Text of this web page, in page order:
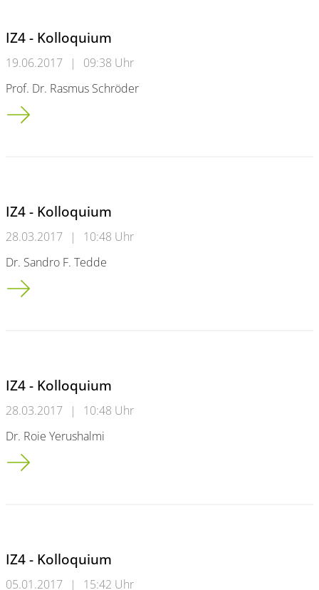
IZ4 - Kolloquium
19.06.2017 |
09:38 Uhr
Prof. Dr. Rasmus Schröder
IZ4 - Kolloquium
IZ4 - Kolloquium
28.03.2017 |
10:48 Uhr
Dr. Sandro F. Tedde
IZ4 - Kolloquium
IZ4 - Kolloquium
28.03.2017 |
10:48 Uhr
Dr. Roie Yerushalmi
IZ4 - Kolloquium
IZ4 - Kolloquium
05.01.2017 | 15:42 Uhr